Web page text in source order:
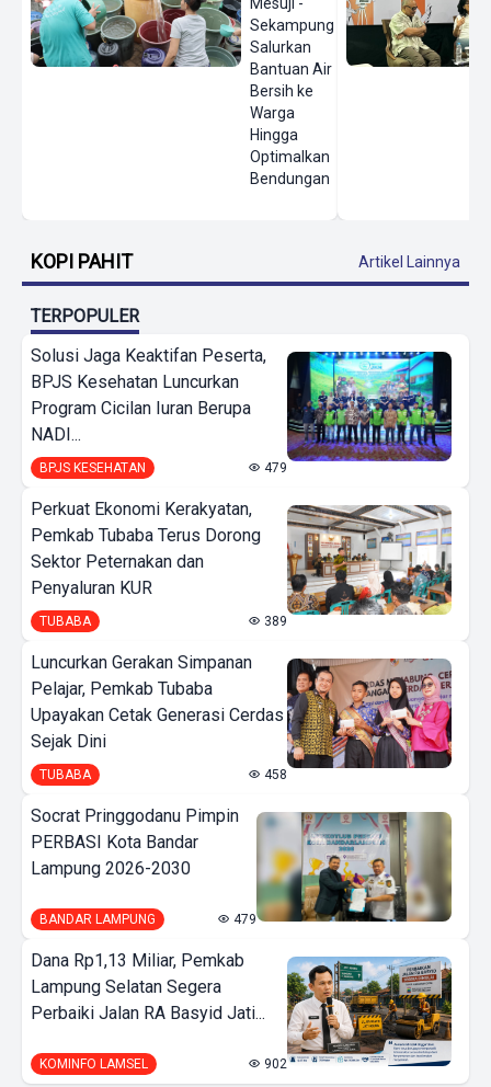
Sekampung
Salurkan
Bantuan Air
Bersih ke
Warga
Hingga
Optimalkan
Bendungan
KOPI PAHIT Artikel Lainnya
TERPOPULER
Solusi Jaga Keaktifan Peserta,
BPJS Kesehatan Luncurkan
Program Cicilan Iuran Berupa
NADI...
BPJS KESEHATAN 479
Perkuat Ekonomi Kerakyatan,
Pemkab Tubaba Terus Dorong
Sektor Peternakan dan
Penyaluran KUR
TUBABA 389
Luncurkan Gerakan Simpanan
Pelajar, Pemkab Tubaba
Upayakan Cetak Generasi Cerdas
Sejak Dini
TUBABA 458
Socrat Pringgodanu Pimpin
PERBASI Kota Bandar
Lampung 2026-2030
BANDAR LAMPUNG 479
Dana Rp1,13 Miliar, Pemkab
Lampung Selatan Segera
Perbaiki Jalan RA Basyid Jati...
KOMINFO LAMSEL 902